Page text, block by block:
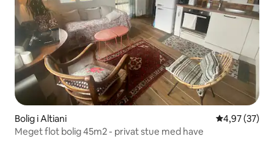
Bolig i Altiani 4,97 ud af 5 i
4,97 (37)
Meget flot bolig 45m2 - privat stue med have